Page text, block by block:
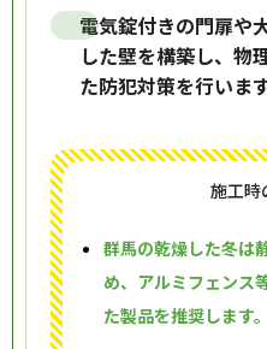
電気錠付きの門扉や
した壁を構築し、物
た防犯対策を行います
施工時
群馬の乾燥した冬は
め、アルミフェンス
た製品を推奨します。